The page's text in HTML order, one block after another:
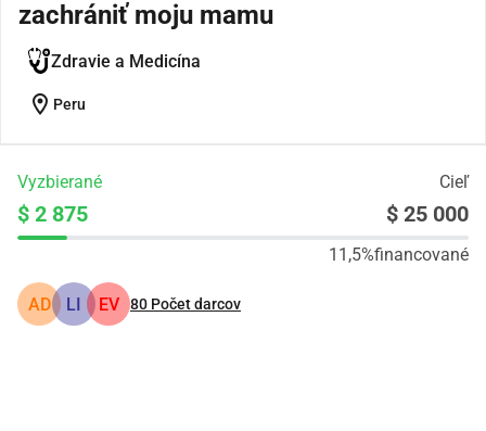
zachrániť moju mamu
Zdravie a Medicína
location_on Peru
Vyzbierané Cieľ
$ 2 875 $ 25 000
11,5%financované
AD LI EV 80 Počet darcov